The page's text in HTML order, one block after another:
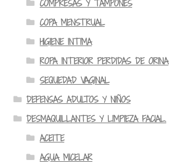
COMPRESAS Y TAMPONES
COPA MENSTRUAL
HIGIENE INTIMA
ROPA INTERIOR PERDIDAS DE ORINA
SEQUEDAD VAGINAL
DEFENSAS ADULTOS Y NIÑOS
DESMAQUILLANTES Y LIMPIEZA FACIAL.
ACEITE
AGUA MICELAR